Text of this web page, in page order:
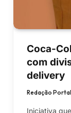
Coca-
com
delivery
Redação
Iniciativa